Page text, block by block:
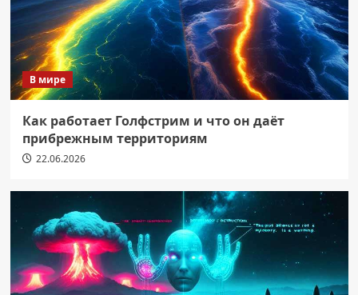
В мире
Как работает Голфстрим и что он даёт
прибрежным территориям
22.06.2026